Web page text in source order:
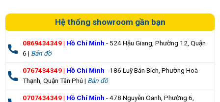
Hệ thống showroom gần bạn
0869434349| Hồ Chí Minh - 524 Hậu Giang, Phường 12, Quận
6 | Bản đồ
0767434349| Hồ Chí Minh - 186 Luỹ Bán Bích, Phường Hoà
Thạnh, Quận Tân Phú | Bản đồ
0707434349| Hồ Chí Minh - 478 Nguyễn Oanh, Phường 6,